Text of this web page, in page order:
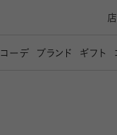
コーデ ブランド ギフト